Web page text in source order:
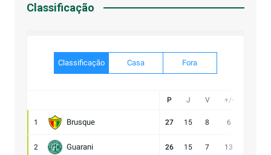
Classificação
Classificação Casa Fora
P J V +/-
1 Brusque 27 15 8 6
2 Guarani 26 15 7 13